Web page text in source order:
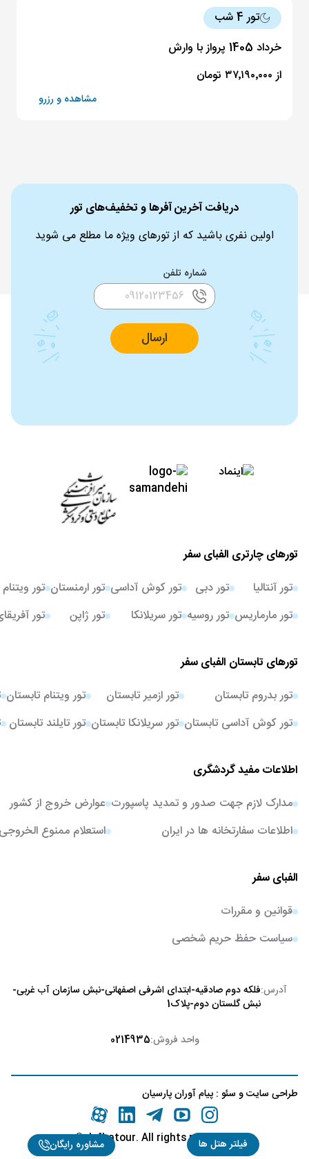
فیلتر هتل ها
تور 4 شب
خرداد 1405 پرواز با وارش
از ۳۷٬۱۹۰٬۰۰۰ تومان
مشاهده و رزرو
مشاوره رایگان
دریافت آخرین آفرها و تخفیف‌های تور
اولین نفری باشید که از تورهای ویژه ما مطلع می شوید
شماره تلفن
ارسال
تورهای چارتری الفبای سفر
تور آنتالیا
تور مارماریس
تور دبی
تور روسیه
تور کوش آداسی
تور سریلانکا
تور ارمنستان
تور ژاپن
تور ویتنام
تور
تورهای تابستان الفبای سفر
تور بدروم تابستان
تور کوش آداسی تابستان
تور ازمیر تابستان
تور سریلانکا تابستان
تور ویتنام تابستان
تور تایلند تابستان
اطلاعات مفید گردشگری
مدارک لازم جهت صدور و تمدید پاسپورت
اطلاعات سفارتخانه ها در ایران
عوارض خروج از کشور
استعلام ممنوع
الفبای سفر
قوانین و مقررات
سیاست حفظ حریم شخصی
آدرس:فلکه دوم صادقیه-ابتدای اشرفی اصفهانی-نبش سازمان آب غربی-
نبش گلستان دوم-پلاک1
واحد فروش:0214935
طراحی سایتوسئو : پیام آوران پارسیان
.alefbatour. All rights reserved
©